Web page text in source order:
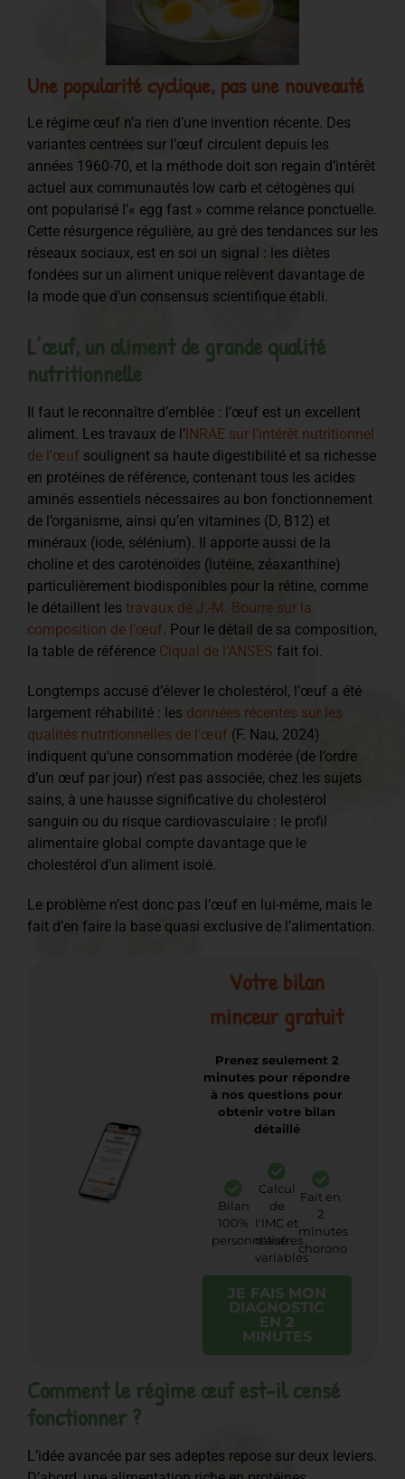
Une popularité cyclique, pas une nouveauté
Le régime œuf n’a rien d’une invention récente. Des
variantes centrées sur l’œuf circulent depuis les
années 1960-70, et la méthode doit son regain d’intérêt
actuel aux communautés low carb et cétogènes qui
ont popularisé l’« egg fast » comme relance ponctuelle.
Cette résurgence régulière, au gré des tendances sur les
réseaux sociaux, est en soi un signal : les diètes
fondées sur un aliment unique relèvent davantage de
la mode que d’un consensus scientifique établi.
L’œuf, un aliment de grande qualité
nutritionnelle
Il faut le reconnaître d’emblée : l’œuf est un excellent
aliment. Les travaux de l’INRAE sur l’intérêt nutritionnel
de l’œuf soulignent sa haute digestibilité et sa richesse
en protéines de référence, contenant tous les acides
aminés essentiels nécessaires au bon fonctionnement
de l’organisme, ainsi qu’en vitamines (D, B12) et
minéraux (iode, sélénium). Il apporte aussi de la
choline et des caroténoïdes (lutéine, zéaxanthine)
particulièrement biodisponibles pour la rétine, comme
le détaillent les travaux de J.-M. Bourre sur la
composition de l’œuf. Pour le détail de sa composition,
la table de référence Ciqual de l’ANSES fait foi.
Longtemps accusé d’élever le cholestérol, l’œuf a été
largement réhabilité : les données récentes sur les
qualités nutritionnelles de l’œuf (F. Nau, 2024)
indiquent qu’une consommation modérée (de l’ordre
d’un œuf par jour) n’est pas associée, chez les sujets
sains, à une hausse significative du cholestérol
sanguin ou du risque cardiovasculaire : le profil
alimentaire global compte davantage que le
cholestérol d’un aliment isolé.
Le problème n’est donc pas l’œuf en lui-même, mais le
fait d’en faire la base quasi exclusive de l’alimentation.
Votre bilan
minceur gratuit
Prenez seulement 2
minutes pour répondre
à nos questions pour
obtenir votre bilan
détaillé
Bilan
100%
personnalisé
Calcul
de
l'IMC et
d'autres
variables
Fait en
2
minutes
chorono
JE FAIS MON
DIAGNOSTIC
EN 2
MINUTES
Comment le régime œuf est-il censé
fonctionner ?
L’idée avancée par ses adeptes repose sur deux leviers.